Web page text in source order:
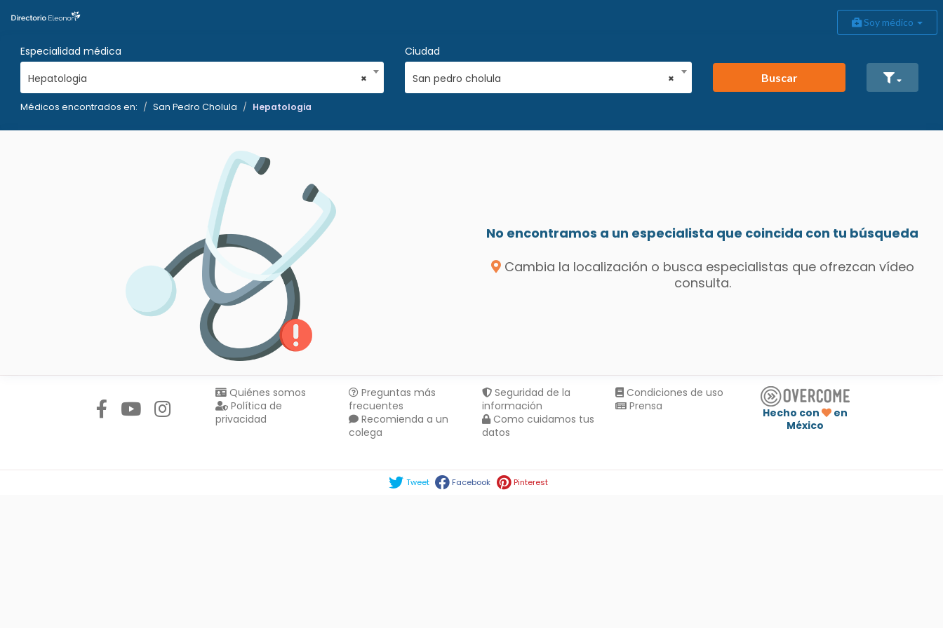
Soy médico
Especialidad médica
×
Hepatologia
Ciudad
×
San pedro cholula Buscar
Médicos encontrados en: San Pedro Cholula Hepatologia
No encontramos a un especialista que coincida con tu búsqueda
Cambia la localización o busca especialistas que ofrezcan vídeo
consulta.
Quiénes somos
Política de
privacidad
Preguntas más
frecuentes
Recomienda a un
colega
Seguridad de la
información
Como cuidamos tus
datos
Condiciones de uso
Prensa
Hecho con
en
México
Tweet Facebook Pinterest